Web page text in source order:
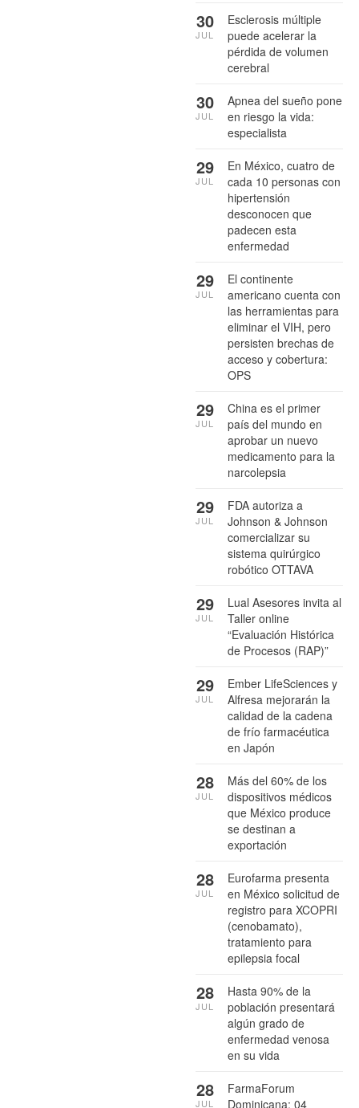
Esclerosis múltiple
puede acelerar la
pérdida de volumen
cerebral
30
JUL
Apnea del sueño pone
en riesgo la vida:
especialista
30
JUL
En México, cuatro de
cada 10 personas con
hipertensión
desconocen que
padecen esta
enfermedad
29
JUL
El continente
americano cuenta con
las herramientas para
eliminar el VIH, pero
persisten brechas de
acceso y cobertura:
OPS
29
JUL
China es el primer
país del mundo en
aprobar un nuevo
medicamento para la
narcolepsia
29
JUL
FDA autoriza a
Johnson & Johnson
comercializar su
sistema quirúrgico
robótico OTTAVA
29
JUL
Lual Asesores invita al
Taller online
“Evaluación Histórica
de Procesos (RAP)”
29
JUL
Ember LifeSciences y
Alfresa mejorarán la
calidad de la cadena
de frío farmacéutica
en Japón
29
JUL
Más del 60% de los
dispositivos médicos
que México produce
se destinan a
exportación
28
JUL
Eurofarma presenta
en México solicitud de
registro para XCOPRI
(cenobamato),
tratamiento para
epilepsia focal
28
JUL
Hasta 90% de la
población presentará
algún grado de
enfermedad venosa
en su vida
28
JUL
FarmaForum
Dominicana: 04
28
JUL